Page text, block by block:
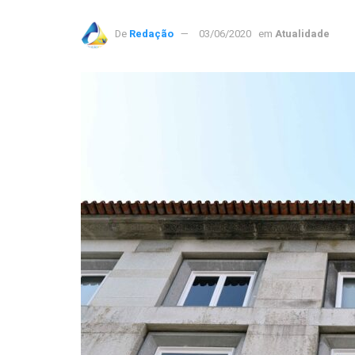
De Redação 03/06/2020 em Atualidade